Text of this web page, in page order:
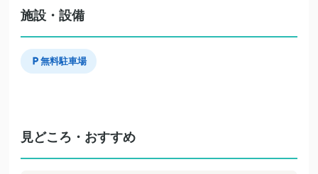
施設・設備
無料駐車場
見どころ・おすすめ